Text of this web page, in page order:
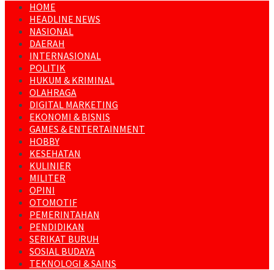
HOME
HEADLINE NEWS
NASIONAL
DAERAH
INTERNASIONAL
POLITIK
HUKUM & KRIMINAL
OLAHRAGA
DIGITAL MARKETING
EKONOMI & BISNIS
GAMES & ENTERTAINMENT
HOBBY
KESEHATAN
KULINIER
MILITER
OPINI
OTOMOTIF
PEMERINTAHAN
PENDIDIKAN
SERIKAT BURUH
SOSIAL BUDAYA
TEKNOLOGI & SAINS